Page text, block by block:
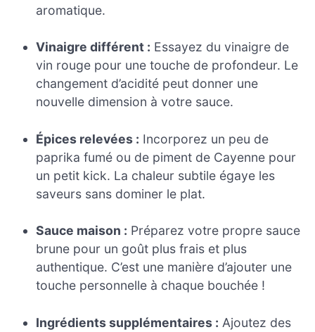
aromatique.
Vinaigre différent : Essayez du vinaigre de
vin rouge pour une touche de profondeur. Le
changement d’acidité peut donner une
nouvelle dimension à votre sauce.
Épices relevées : Incorporez un peu de
paprika fumé ou de piment de Cayenne pour
un petit kick. La chaleur subtile égaye les
saveurs sans dominer le plat.
Sauce maison : Préparez votre propre sauce
brune pour un goût plus frais et plus
authentique. C’est une manière d’ajouter une
touche personnelle à chaque bouchée !
Ingrédients supplémentaires : Ajoutez des